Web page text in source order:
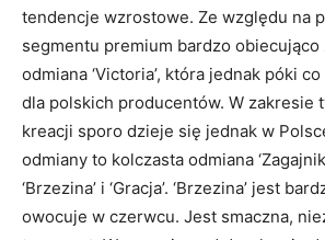
tendencje wzrostowe. Ze względu na
segmentu premium bardzo obiecująco
odmiana ‘Victoria’, która jednak póki
dla polskich producentów. W zakresie
kreacji sporo dzieje się jednak w
odmiany to kolczasta odmiana
‘Brzezina’ i ‘Gracja’. ‘Brzezina’ jest
owocuje w czerwcu. Jest smaczna,